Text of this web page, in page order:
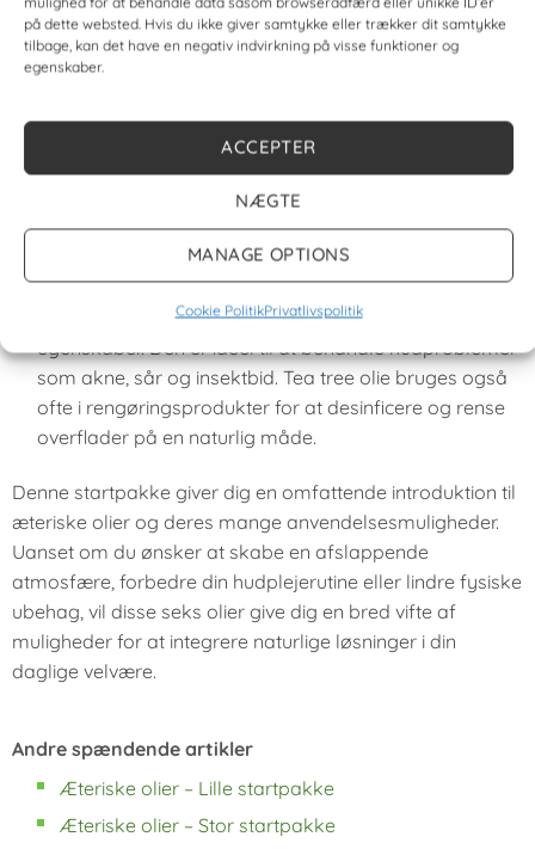
på dette websted. Hvis du ikke giver samtykke eller trækker dit samtykke
tilbage, kan det have en negativ indvirkning på visse funktioner og
egenskaber.
ACCEPTER
NÆGTE
MANAGE OPTIONS
Cookie PolitikPrivatlivspolitik
spændinger.
Pebermynteolie
olie kan bruges til at lindre hovedpine, muskelsmerter
og fordøjelsesproblemer. Pebermynteolie er også
anvendelsesmuligheder.
Tea tree olie(10ml – Økologisk): Tea tree olie er
berømt for sine antibakterielle og antiseptiske
egenskaber. Den er ideel til at behandle hudproblemer
som akne, sår og insektbid. Tea tree olie bruges også
ofte i rengøringsprodukter for at desinficere og rense
overflader på en naturlig måde.
Denne startpakke giver dig en omfattende introduktion til
æteriske olier og deres mange anvendelsesmuligheder.
Uanset om du ønsker at skabe en afslappende
atmosfære, forbedre din hudplejerutine eller lindre fysiske
ubehag, vil disse seks olier give dig en bred vifte af
muligheder for at integrere naturlige løsninger i din
daglige velvære.
Andre spændende artikler
Æteriske olier – Lille startpakke
Æteriske olier – Stor startpakke